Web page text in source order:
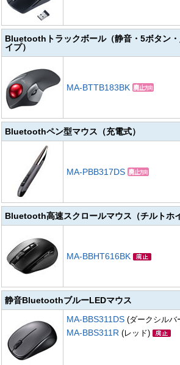
Bluetoothトラックボール（静音・5ボタン
イプ）
MA-BTTB183BK
Bluetoothペン型マウス（充電式）
MA-PBB317DS
Bluetooth高速スクロールマウス（チルトホ
MA-BBHT616BK
静音BluetoothブルーLEDマウス
MA-BBS311DS (ダークシルバ
MA-BBS311R (レッド)